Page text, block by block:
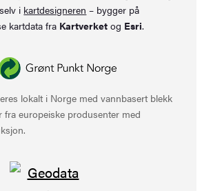
i kartdesigneren – bygger på
kartdata fra Kartverket og Esri.
lokalt i Norge med vannbasert blekk
fra europeiske produsenter med